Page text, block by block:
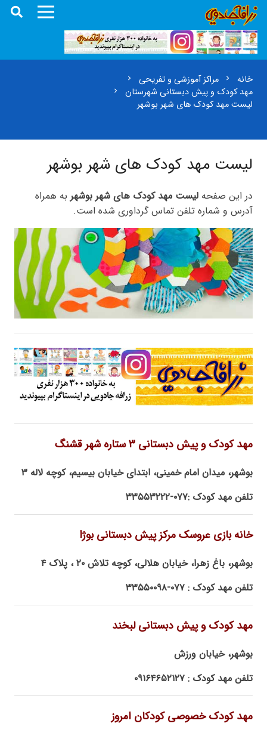
خانه chevron_right مراکز آموزشی و تفریحی chevron_right
مهد کودک و پیش دبستانی شهرستان chevron_right
لیست مهد کودک های شهر بوشهر
لیست مهد کودک های شهر بوشهر
در این صفحه لیست مهد کودک های شهر بوشهر به همراه
آدرس و شماره تلفن تماس گرداوری شده است.
مهد کودک و پیش دبستانی ۳ ستاره شهر قشنگ
بوشهر، میدان امام خمینی، ابتدای خیابان بیسیم، کوچه لاله ۳
تلفن مهد کودک :۰۷۷-۳۳۵۵۳۲۲۲
خانه بازی عروسک مرکز پیش دبستانی بوژا
بوشهر، باغ زهرا، خیابان هلالی، کوچه تلاش ۲۰ ، پلاک ۴
تلفن مهد کودک : ۰۷۷-۳۳۵۵۰۰۹۸
مهد کودک و پیش دبستانی لبخند
بوشهر، خیابان ورزش
تلفن مهد کودک : ۰۹۱۶۴۶۵۲۱۲۷
مهد کودک خصوصی کودکان امروز